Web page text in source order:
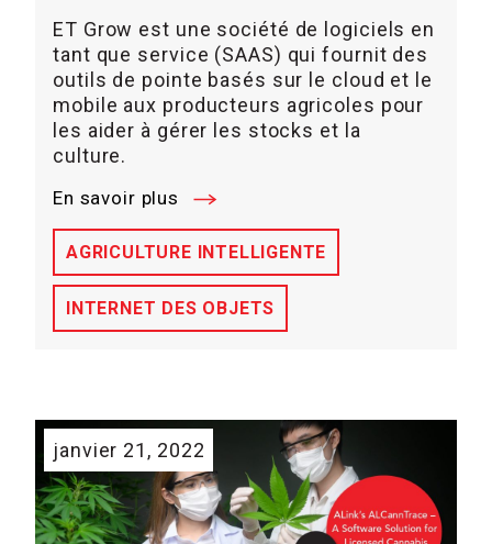
ET Grow est une société de logiciels en
tant que service (SAAS) qui fournit des
outils de pointe basés sur le cloud et le
mobile aux producteurs agricoles pour
les aider à gérer les stocks et la
culture.
En savoir plus
AGRICULTURE INTELLIGENTE
INTERNET DES OBJETS
janvier 21, 2022